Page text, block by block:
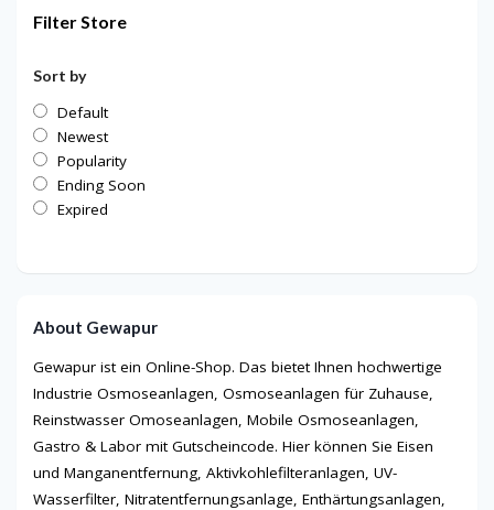
Filter Store
Sort by
Default
Newest
Popularity
Ending Soon
Expired
About Gewapur
Gewapur ist ein Online-Shop. Das bietet Ihnen hochwertige
Industrie Osmoseanlagen, Osmoseanlagen für Zuhause,
Reinstwasser Omoseanlagen, Mobile Osmoseanlagen,
Gastro & Labor mit Gutscheincode. Hier können Sie Eisen
und Manganentfernung, Aktivkohlefilteranlagen, UV-
Wasserfilter, Nitratentfernungsanlage, Enthärtungsanlagen,